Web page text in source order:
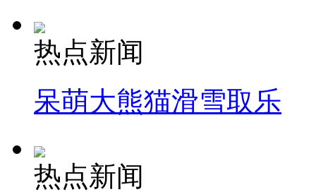
热点新闻
呆萌大熊猫滑雪取乐
热点新闻